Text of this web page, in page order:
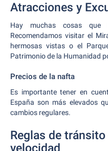
Atracciones y
Hay muchas cosas que
Recomendamos visitar el
hermosas vistas o el
Patrimonio de la Humanidad
Precios de la nafta
Es importante tener en
España son más elevados
cambios regulares.
Reglas de
velocidad